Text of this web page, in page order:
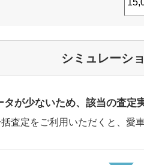
シミュレーシ
タが少ないため、該当の査定
査定をご利用いただくと、愛